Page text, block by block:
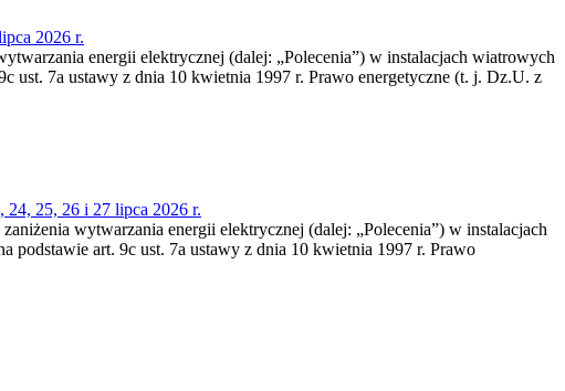
2026 r.
energii elektrycznej (dalej: „Polecenia”) w instalacjach wiatrowych
ust. 7a ustawy z dnia 10 kwietnia 1997 r. Prawo energetyczne (t. j. Dz.U. z
25, 26 i 27 lipca 2026 r.
wytwarzania energii elektrycznej (dalej: „Polecenia”) w instalacjach
podstawie art. 9c ust. 7a ustawy z dnia 10 kwietnia 1997 r. Prawo